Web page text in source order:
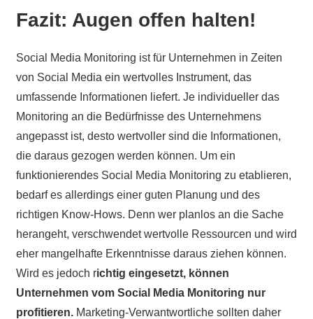
Fazit: Augen offen halten!
Social Media Monitoring ist für Unternehmen in Zeiten
von Social Media ein wertvolles Instrument, das
umfassende Informationen liefert. Je individueller das
Monitoring an die Bedürfnisse des Unternehmens
angepasst ist, desto wertvoller sind die Informationen,
die daraus gezogen werden können. Um ein
funktionierendes Social Media Monitoring zu etablieren,
bedarf es allerdings einer guten Planung und des
richtigen Know-Hows. Denn wer planlos an die Sache
herangeht, verschwendet wertvolle Ressourcen und wird
eher mangelhafte Erkenntnisse daraus ziehen können.
Wird es jedoch richtig eingesetzt, können
Unternehmen vom Social Media Monitoring nur
profitieren.Marketing-Verwantwortliche sollten daher